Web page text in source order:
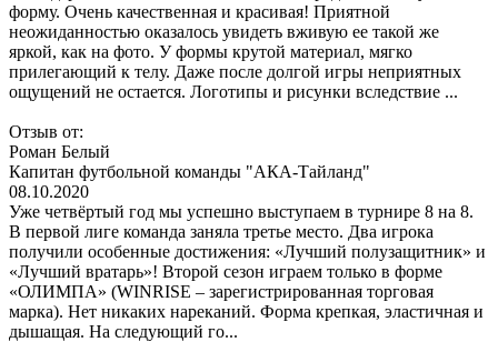
форму. Очень качественная и красивая! Приятной
неожиданностью оказалось увидеть вживую ее такой же
яркой, как на фото. У формы крутой материал, мягко
прилегающий к телу. Даже после долгой игры неприятных
ощущений не остается. Логотипы и рисунки вследствие ...
Отзыв от:
Роман Белый
Капитан футбольной команды "АКА-Тайланд"
08.10.2020
Уже четвёртый год мы успешно выступаем в турнире 8 на 8.
В первой лиге команда заняла третье место. Два игрока
получили особенные достижения: «Лучший полузащитник» и
«Лучший вратарь»! Второй сезон играем только в форме
«ОЛИМПА» (WINRISE – зарегистрированная торговая
марка). Нет никаких нареканий. Форма крепкая, эластичная и
дышащая. На следующий го...